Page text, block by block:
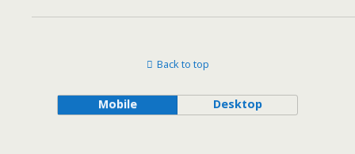
Back to top
Mobile Desktop